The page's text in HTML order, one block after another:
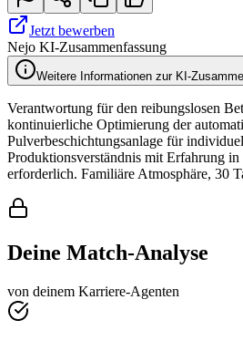
Jetzt bewerben
Nejo KI-Zusammenfassung
Weitere Informationen zur KI-
Verantwortung für den reibungslosen
kontinuierliche Optimierung der
Pulverbeschichtungsanlage für
Produktionsverständnis mit Erfahrung in
erforderlich. Familiäre Atmosphäre, 30
Deine Match-Analyse
von deinem Karriere-Agenten